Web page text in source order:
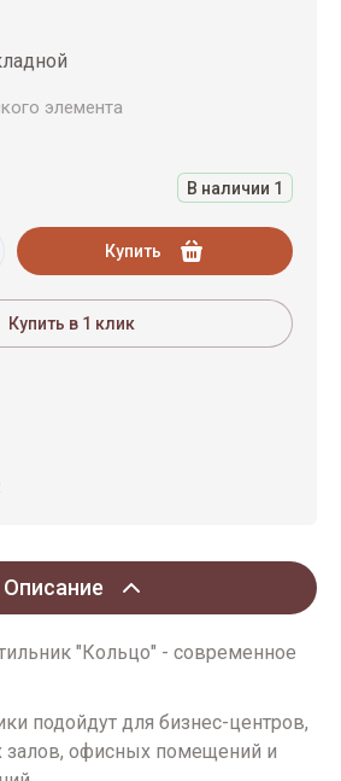
элемента
В наличии 1
Купить
Купить в 1 клик
Описание
"Кольцо" - современное
подойдут для бизнес-центров,
залов, офисных помещений и